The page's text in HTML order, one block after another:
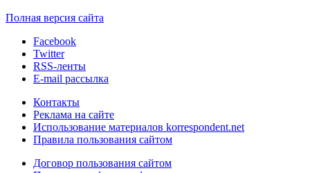
Полная версия сайта
Facebook
Twitter
RSS-ленты
E-mail рассылка
Контакты
Реклама на сайте
Использование материалов korrespondent.net
Правила пользования сайтом
Договор пользования сайтом